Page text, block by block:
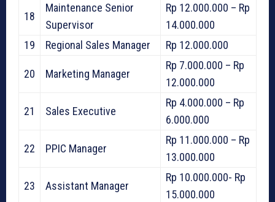
18
Maintenance Senior
Supervisor
Rp 12.000.000 – Rp
14.000.000
19
Regional Sales Manager Rp 12.000.000
20 Marketing Manager
Rp 7.000.000 – Rp
12.000.000
21 Sales Executive
Rp 4.000.000 – Rp
6.000.000
22 PPIC Manager
Rp 11.000.000 – Rp
13.000.000
23 Assistant Manager
Rp 10.000.000- Rp
15.000.000